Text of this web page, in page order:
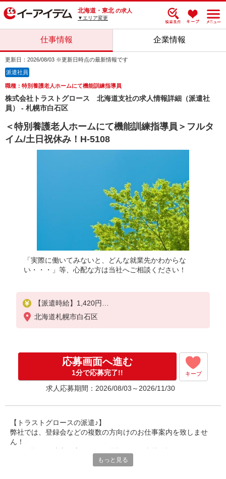
北海道・東北 の求人
▼エリア変更
仕事情報 企業情報
更新日：2026/08/03 ※更新日時点の最新情報です
派遣社員
職種：特別養護老人ホームにて機能訓練指導員
株式会社トラストグロース 北海道支社の求人情報詳細（派遣社
員） - 札幌市白石区
＜特別養護老人ホームにて機能訓練指導員＞フルタ
イム/土日祝休み！H-5108
「実際に働いてみないと、どんな就業先かわからな
い・・・」等、心配な方は当社へご相談ください！
【派遣時給】1,420円
交通費別途支給
北海道札幌市白石区
応募画面へ進む
1分で応募完了!! キープ
求人応募期間：2026/08/03～2026/11/30
【トラストグロースの派遣♪】
弊社では、登録会などの複数の方向けのお仕事案内を致しませ
ん！
だき、スタッフ様の希望を最大限考慮してお仕事のご提案を行っ
もっと見る